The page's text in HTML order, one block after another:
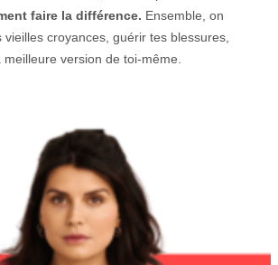
faire la différence. Ensemble, on
croyances, guérir tes blessures,
meilleure version de toi-même.